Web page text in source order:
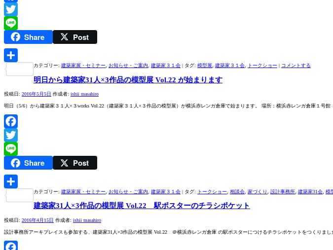
Facebook
Twitter
Line Share Post
共
有
カテゴリー: 建築家展・セミナー, お知らせ・ご案内, 建築家３１会 | タグ: 模型展, 建築家３１会, トークショー | コメントする
明日から建築家31人×3作品の模型展 Vol.22 が始まります
投稿日: 2016年5月5日 作成者: ishii masahiro
明日（5/6）から建築家３１人×３works Vol.22（建築家３１人×３作品の模型展）が横浜赤レンガ倉庫で始まります。 場所：横浜赤レンガ倉庫
Facebook
Twitter
Line Share Post
共
有
カテゴリー: 建築家展・セミナー お知らせ・ご案内 建築家３１会 | タグ: トークショー 相談会 家づくり 設計事務所 建築家31会 模
建築家31人×3作品の模型展 Vol.22 駅ポスターのチラシポケット
投稿日: 2016年4月15日 作成者: ishii masahiro
設計事務所アーキプレイスも参加する、建築家31人×3作品の模型展 Vol.22 ＠横浜赤レンガ倉庫 の駅ポスターにつけるチラシポケットをつくりま